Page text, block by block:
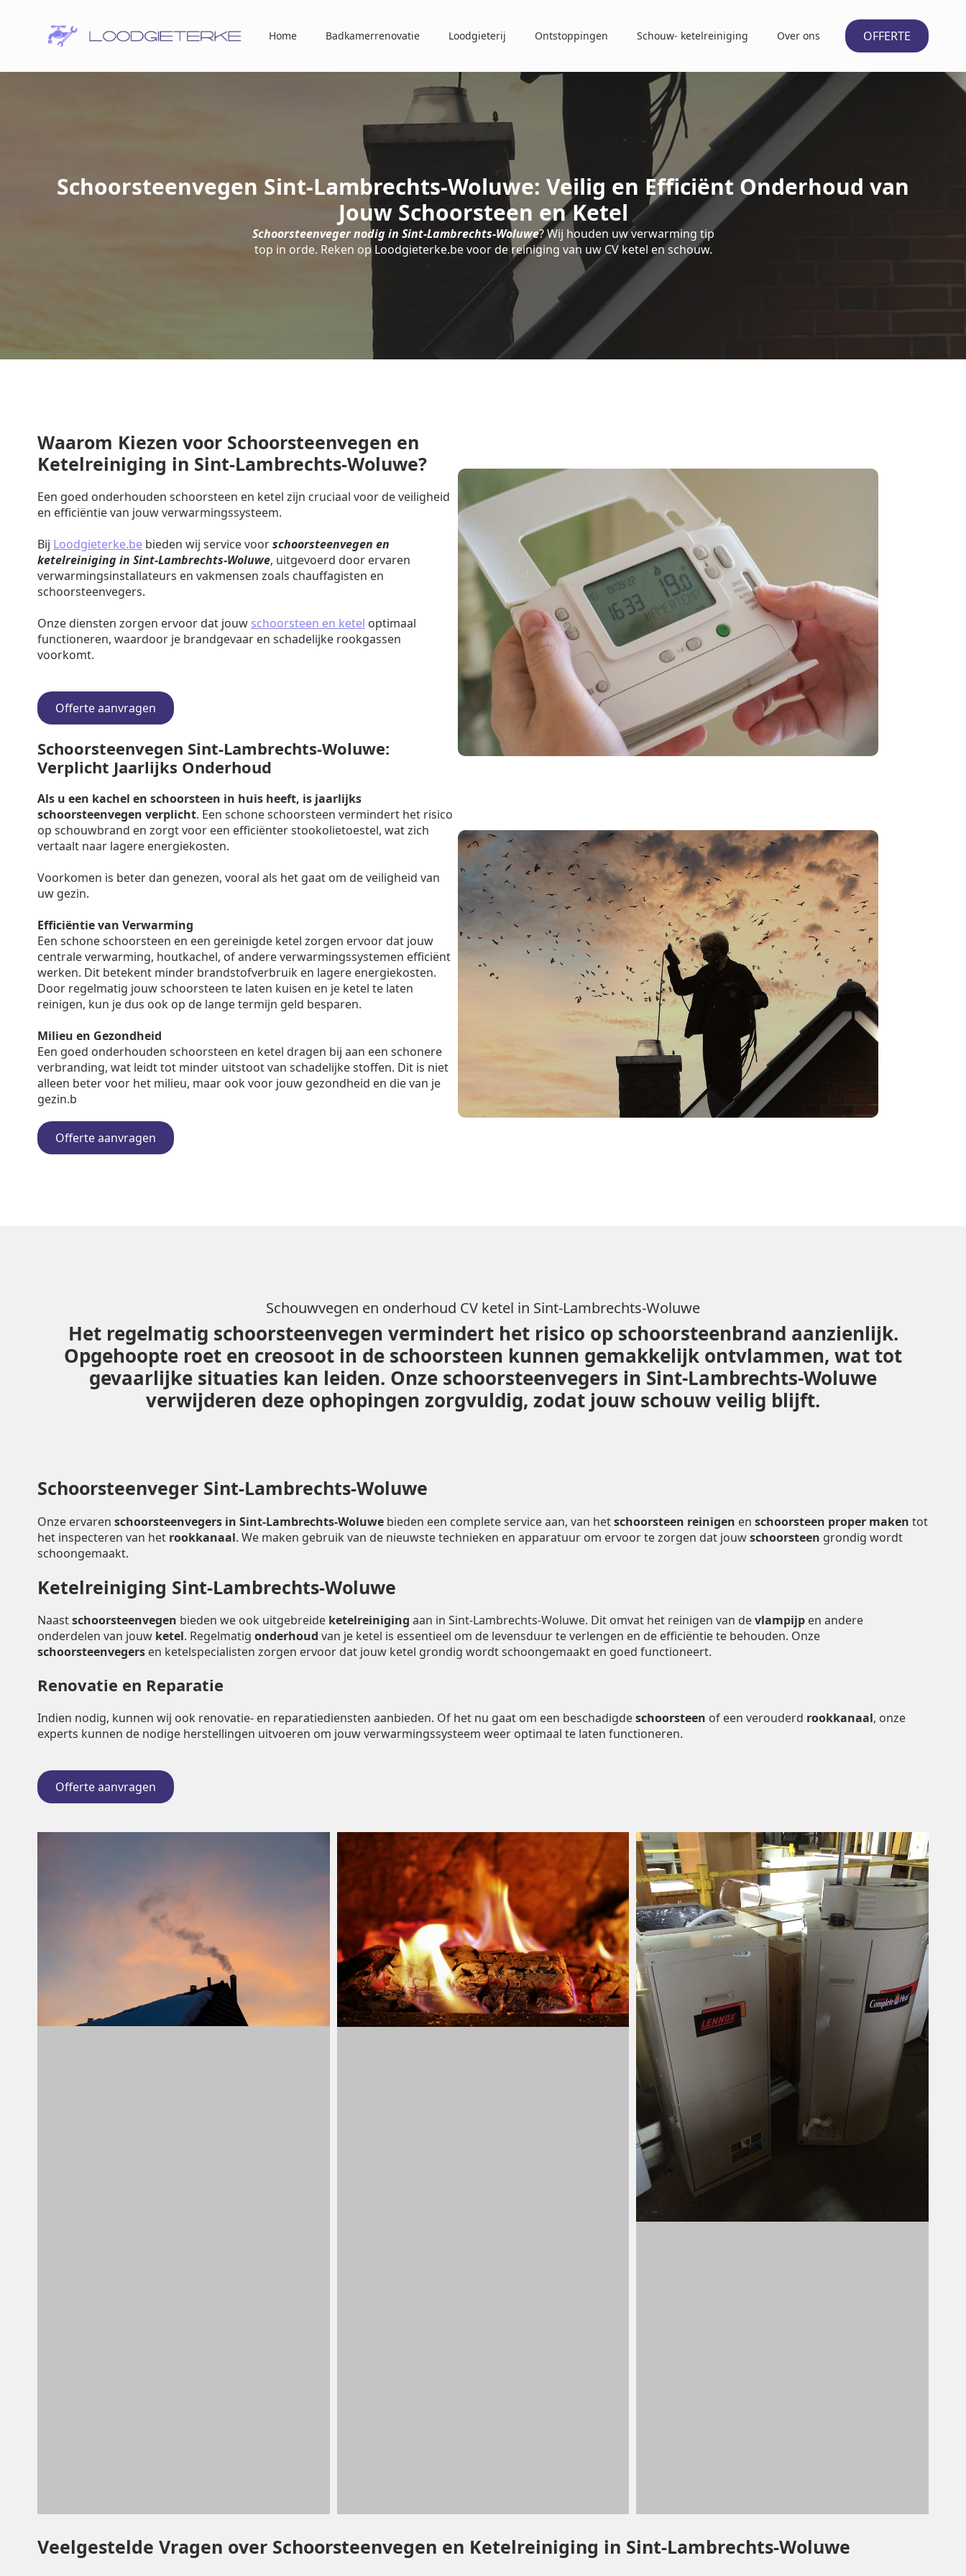
Home Badkamerrenovatie Loodgieterij Ontstoppingen Schouw- ketelreiniging Over ons OFFERTE
Schoorsteenvegen Sint-Lambrechts-Woluwe: Veilig en Efficiënt Onderhoud van
Jouw Schoorsteen en Ketel
Schoorsteenveger nodig in Sint-Lambrechts-Woluwe? Wij houden uw verwarming tip
top in orde. Reken op Loodgieterke.be voor de reiniging van uw CV ketel en schouw.
Waarom Kiezen voor Schoorsteenvegen en
Ketelreiniging in Sint-Lambrechts-Woluwe?
Een goed onderhouden schoorsteen en ketel zijn cruciaal voor de veiligheid
en efficiëntie van jouw verwarmingssysteem.
Bij Loodgieterke.be bieden wij service voorschoorsteenvegen en
ketelreiniging in Sint-Lambrechts-Woluwe, uitgevoerd door ervaren
verwarmingsinstallateurs en vakmensen zoals chauffagisten en
schoorsteenvegers.
Onze diensten zorgen ervoor dat jouw schoorsteen en ketel optimaal
functioneren, waardoor je brandgevaar en schadelijke rookgassen
voorkomt.
Offerte aanvragen
Schoorsteenvegen Sint-Lambrechts-Woluwe:
Verplicht Jaarlijks Onderhoud
Als u een kachel en schoorsteen in huis heeft, is jaarlijks
schoorsteenvegen verplicht. Een schone schoorsteen vermindert het risico
op schouwbrand en zorgt voor een efficiënter stookolietoestel, wat zich
vertaalt naar lagere energiekosten.
Voorkomen is beter dan genezen, vooral als het gaat om de veiligheid van
uw gezin.
Efficiëntie van Verwarming
Een schone schoorsteen en een gereinigde ketel zorgen ervoor dat jouw
centrale verwarming, houtkachel, of andere verwarmingssystemen efficiënt
werken. Dit betekent minder brandstofverbruik en lagere energiekosten.
Door regelmatig jouw schoorsteen te laten kuisen en je ketel te laten
reinigen, kun je dus ook op de lange termijn geld besparen.
Milieu en Gezondheid
Een goed onderhouden schoorsteen en ketel dragen bij aan een schonere
verbranding, wat leidt tot minder uitstoot van schadelijke stoffen. Dit is niet
alleen beter voor het milieu, maar ook voor jouw gezondheid en die van je
gezin.b
Offerte aanvragen
Schouwvegen en onderhoud CV ketel in Sint-Lambrechts-Woluwe
Het regelmatig schoorsteenvegen vermindert het risico op schoorsteenbrand aanzienlijk.
Opgehoopte roet en creosoot in de schoorsteen kunnen gemakkelijk ontvlammen, wat tot
gevaarlijke situaties kan leiden. Onze schoorsteenvegers in Sint-Lambrechts-Woluwe
verwijderen deze ophopingen zorgvuldig, zodat jouw schouw veilig blijft.
Schoorsteenveger Sint-Lambrechts-Woluwe
Onze ervaren schoorsteenvegers in Sint-Lambrechts-Woluwe bieden een complete service aan, van hetschoorsteen reinigen en schoorsteen proper maken tot
het inspecteren van het rookkanaal. We maken gebruik van de nieuwste technieken en apparatuur om ervoor te zorgen dat jouwschoorsteen grondig wordt
schoongemaakt.
Ketelreiniging Sint-Lambrechts-Woluwe
Naastschoorsteenvegen bieden we ook uitgebreide ketelreiniging aan in Sint-Lambrechts-Woluwe. Dit omvat het reinigen van devlampijp en andere
onderdelen van jouw ketel. Regelmatig onderhoud van je ketel is essentieel om de levensduur te verlengen en de efficiëntie te behouden. Onze
schoorsteenvegers en ketelspecialisten zorgen ervoor dat jouw ketel grondig wordt schoongemaakt en goed functioneert.
Renovatie en Reparatie
Indien nodig, kunnen wij ook renovatie- en reparatiediensten aanbieden. Of het nu gaat om een beschadigdeschoorsteen of een verouderd rookkanaal, onze
experts kunnen de nodige herstellingen uitvoeren om jouw verwarmingssysteem weer optimaal te laten functioneren.
Offerte aanvragen
Veelgestelde Vragen over Schoorsteenvegen en Ketelreiniging in Sint-Lambrechts-Woluwe